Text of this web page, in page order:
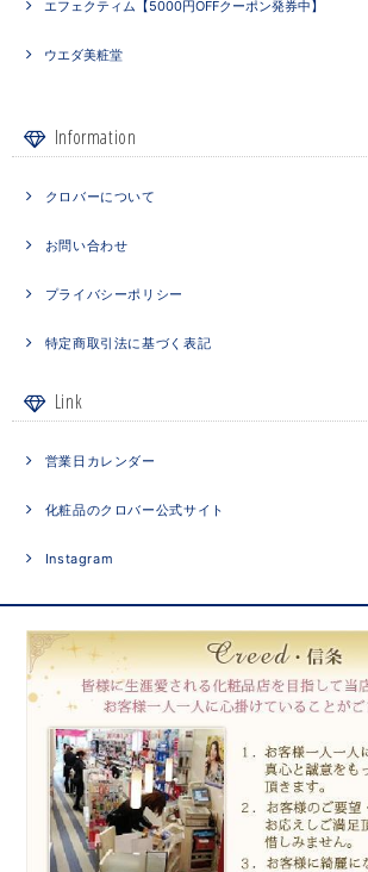
エフェクティム【5000円OFFクーポン発券中】
ウエダ美粧堂
Information
クロバーについて
お問い合わせ
プライバシーポリシー
特定商取引法に基づく表記
Link
営業日カレンダー
化粧品のクロバー公式サイト
Instagram